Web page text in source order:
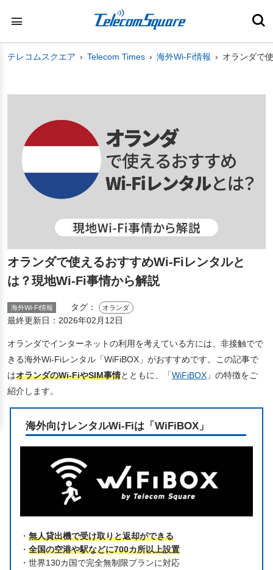
テレコムスクエア Telecom Times 海外Wi-Fi情報 オランダで
オランダで使えるおすすめWi-Fiレンタルと
は？現地Wi-Fi事情から解説
海外Wi-Fi情報 タグ： オランダ
最終更新日： 2026年02月12日
オランダでインターネットの利用を考えている方には、非接触でで
きる海外Wi-Fiレンタル「WiFiBOX」がおすすめです。この記事で
はオランダのWi-FiやSIM事情とともに、「WiFiBOX 」の特徴をご
紹介します。
海外向けレンタルWi-Fiは「WiFiBOX」
・無人貸出機で受け取りと返却ができる
・全国の空港や駅などに700カ所以上設置
・世界130カ国で完全無制限プランに対応